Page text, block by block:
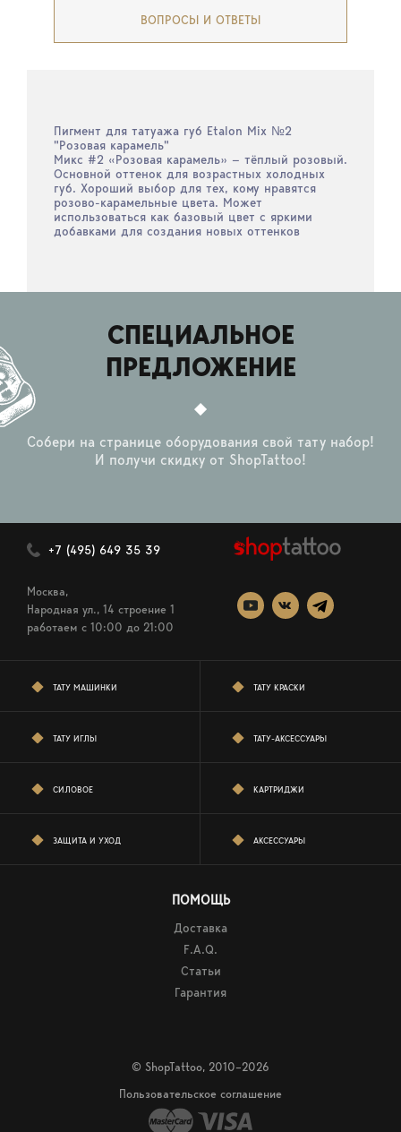
ВОПРОСЫ И ОТВЕТЫ
Пигмент для татуажа губ Etalon Mix №2
"Розовая карамель"
Микс #2 «Розовая карамель» — тёплый розовый.
Основной оттенок для возрастных холодных
губ. Хороший выбор для тех, кому нравятся
розово-карамельные цвета. Может
использоваться как базовый цвет с яркими
добавками для создания новых оттенков
СПЕЦИАЛЬНОЕ
ПРЕДЛОЖЕНИЕ
Собери на странице оборудования свой тату набор!
И получи скидку от ShopTattoo!
+7 (495) 649 35 39
Москва,
Народная ул., 14 строение 1
работаем c 10:00 до 21:00
ТАТУ МАШИНКИ ТАТУ КРАСКИ
ТАТУ ИГЛЫ ТАТУ-АКСЕССУАРЫ
СИЛОВОЕ КАРТРИДЖИ
ЗАЩИТА И УХОД АКСЕССУАРЫ
ПОМОЩЬ
Доставка
F.A.Q.
Статьи
Гарантия
© ShopTattoo, 2010–2026
Пользовательское соглашение